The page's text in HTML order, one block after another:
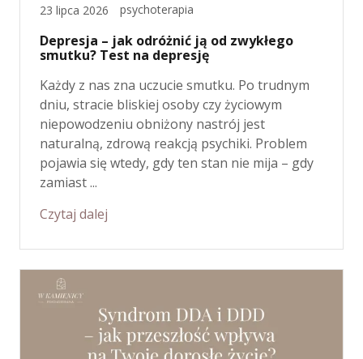
23 lipca 2026 psychoterapia
Depresja – jak odróżnić ją od zwykłego
smutku? Test na depresję
Każdy z nas zna uczucie smutku. Po trudnym
dniu, stracie bliskiej osoby czy życiowym
niepowodzeniu obniżony nastrój jest
naturalną, zdrową reakcją psychiki. Problem
pojawia się wtedy, gdy ten stan nie mija – gdy
zamiast ...
Czytaj dalej